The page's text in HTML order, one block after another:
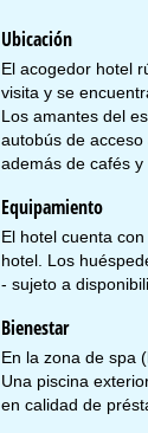
lun.-jue.:
Ubicación
El acogedor hotel
visita y se
Los amantes del
autobús de
además de cafés y
Equipamiento
El hotel cuenta
hotel. Los
- sujeto a
Bienestar
En la zona de spa
Una piscina
en calidad de